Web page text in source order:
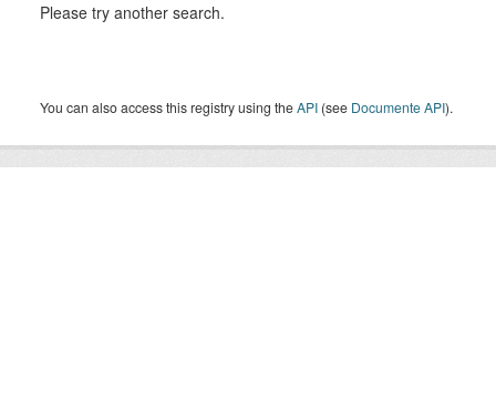
Please try another search.
You can also access this registry using theAPI (see Documente API).